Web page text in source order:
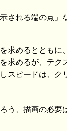
される端の点
求めるとともに
求めるが、テク
スピードは、
う。描画の必要